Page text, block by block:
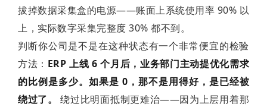
拔掉数据采集盒的电源——账面上系统使用率 90% 以
上，实际数字采集完整度 30% 都不到。
判断你公司是不是在这种状态有一个非常便宜的检验
方法： ERP 上线 6 个月后，业务部门主动提优化需求
的比例是多少。如果是 0，那不是用得好，是已经被
绕过了。
绕过比明面抵制更难治——因为上层用着那